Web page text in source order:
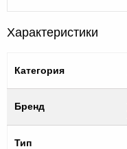
Характеристики
Категория
Бренд
Тип